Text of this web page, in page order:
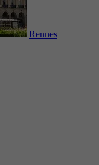
Rennes